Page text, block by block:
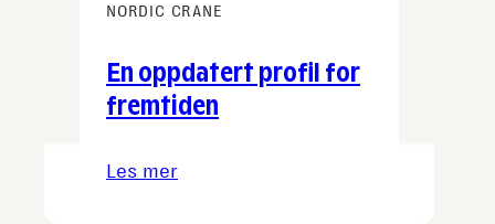
NORDIC CRANE
En oppdatert profil for
fremtiden
Les mer
: